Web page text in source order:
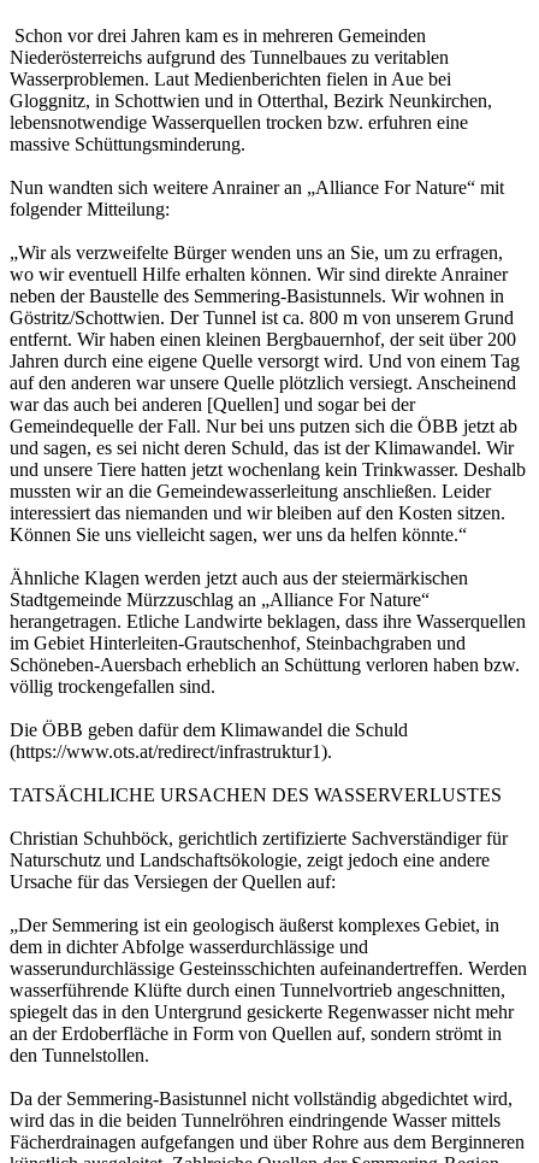
Schon vor drei Jahren kam es in mehreren Gemeinden
Niederösterreichs aufgrund des Tunnelbaues zu veritablen
Wasserproblemen. Laut Medienberichten fielen in Aue bei
Gloggnitz, in Schottwien und in Otterthal, Bezirk Neunkirchen,
lebensnotwendige Wasserquellen trocken bzw. erfuhren eine
massive Schüttungsminderung.
Nun wandten sich weitere Anrainer an „Alliance For Nature“ mit
folgender Mitteilung:
„Wir als verzweifelte Bürger wenden uns an Sie, um zu erfragen,
wo wir eventuell Hilfe erhalten können. Wir sind direkte Anrainer
neben der Baustelle des Semmering-Basistunnels. Wir wohnen in
Göstritz/Schottwien. Der Tunnel ist ca. 800 m von unserem Grund
entfernt. Wir haben einen kleinen Bergbauernhof, der seit über 200
Jahren durch eine eigene Quelle versorgt wird. Und von einem Tag
auf den anderen war unsere Quelle plötzlich versiegt. Anscheinend
war das auch bei anderen [Quellen] und sogar bei der
Gemeindequelle der Fall. Nur bei uns putzen sich die ÖBB jetzt ab
und sagen, es sei nicht deren Schuld, das ist der Klimawandel. Wir
und unsere Tiere hatten jetzt wochenlang kein Trinkwasser. Deshalb
mussten wir an die Gemeindewasserleitung anschließen. Leider
interessiert das niemanden und wir bleiben auf den Kosten sitzen.
Können Sie uns vielleicht sagen, wer uns da helfen könnte.“
Ähnliche Klagen werden jetzt auch aus der steiermärkischen
Stadtgemeinde Mürzzuschlag an „Alliance For Nature“
herangetragen. Etliche Landwirte beklagen, dass ihre Wasserquellen
im Gebiet Hinterleiten-Grautschenhof, Steinbachgraben und
Schöneben-Auersbach erheblich an Schüttung verloren haben bzw.
völlig trockengefallen sind.
Die ÖBB geben dafür dem Klimawandel die Schuld
(https://www.ots.at/redirect/infrastruktur1).
TATSÄCHLICHE URSACHEN DES WASSERVERLUSTES
Christian Schuhböck, gerichtlich zertifizierte Sachverständiger für
Naturschutz und Landschaftsökologie, zeigt jedoch eine andere
Ursache für das Versiegen der Quellen auf:
„Der Semmering ist ein geologisch äußerst komplexes Gebiet, in
dem in dichter Abfolge wasserdurchlässige und
wasserundurchlässige Gesteinsschichten aufeinandertreffen. Werden
wasserführende Klüfte durch einen Tunnelvortrieb angeschnitten,
spiegelt das in den Untergrund gesickerte Regenwasser nicht mehr
an der Erdoberfläche in Form von Quellen auf, sondern strömt in
den Tunnelstollen.
Da der Semmering-Basistunnel nicht vollständig abgedichtet wird,
wird das in die beiden Tunnelröhren eindringende Wasser mittels
Fächerdrainagen aufgefangen und über Rohre aus dem Berginneren